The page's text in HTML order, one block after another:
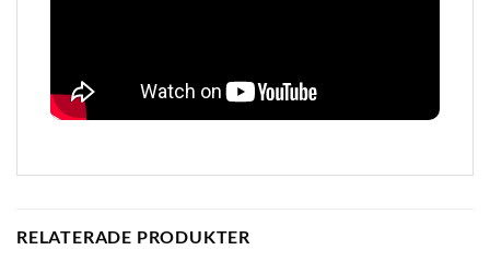
RELATERADE PRODUKTER